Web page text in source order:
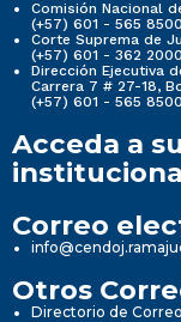
Comisión Nacional
(+57) 601 - 565 8500
Corte Suprema de
(+57) 601 - 362 2000
Dirección Ejecutiva
Carrera 7 # 27-18,
(+57) 601 - 565 8500
Acceda a
Correo
Otros
Directorio de